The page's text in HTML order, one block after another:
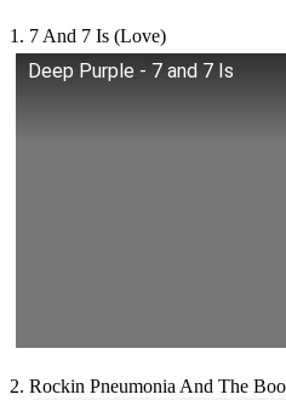
1. 7 And 7 Is (Love)
Deep Purple - 7 and 7 Is
2. Rockin Pneumonia And The